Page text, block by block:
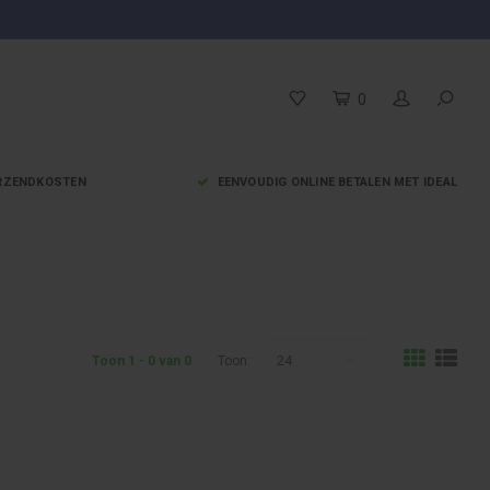
0
EENVOUDIG ONLINE BETALEN MET IDEAL
Toon 1 - 0 van 0 Toon: 24